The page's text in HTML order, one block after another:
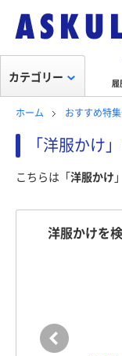
履
カテゴリー
ホーム おすすめ特
「洋服かけ
こちらは「洋服かけ
洋服かけを